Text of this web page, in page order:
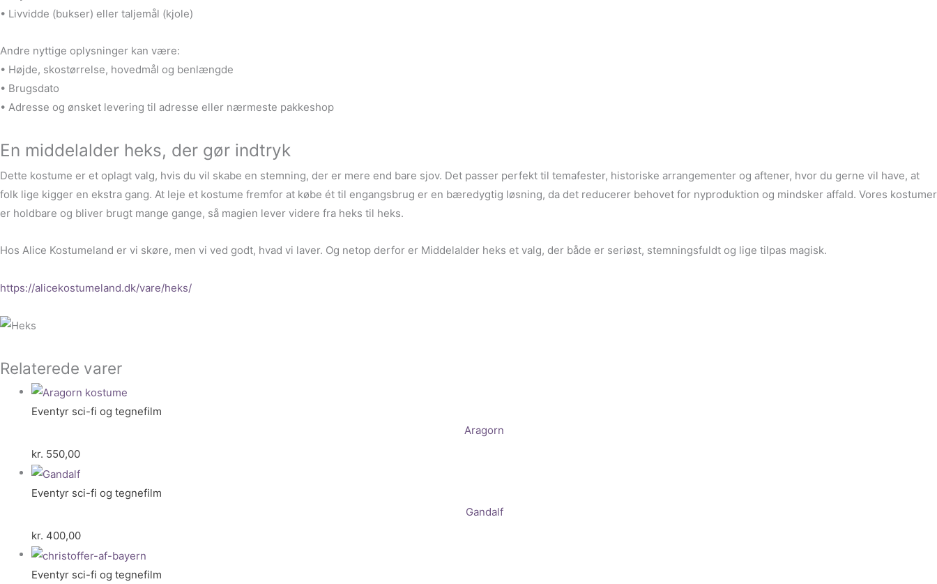
• Livvidde (bukser) eller taljemål (kjole)
Andre nyttige oplysninger kan være:
• Højde, skostørrelse, hovedmål og benlængde
• Brugsdato
• Adresse og ønsket levering til adresse eller nærmeste pakkeshop
En middelalder heks, der gør indtryk
Dette kostume er et oplagt valg, hvis du vil skabe en stemning, der er mere end bare sjov. Det passer perfekt til temafester, historiske arrangementer og aftener, hvor du gerne vil have, at
folk lige kigger en ekstra gang. At leje et kostume fremfor at købe ét til engangsbrug er en bæredygtig løsning, da det reducerer behovet for nyproduktion og mindsker affald. Vores kostumer
er holdbare og bliver brugt mange gange, så magien lever videre fra heks til heks.
Hos Alice Kostumeland er vi skøre, men vi ved godt, hvad vi laver. Og netop derfor er Middelalder heks et valg, der både er seriøst, stemningsfuldt og lige tilpas magisk.
https://alicekostumeland.dk/vare/heks/
Relaterede varer
Eventyr sci-fi og tegnefilm
Aragorn
kr. 550,00
Eventyr sci-fi og tegnefilm
Gandalf
kr. 400,00
Eventyr sci-fi og tegnefilm